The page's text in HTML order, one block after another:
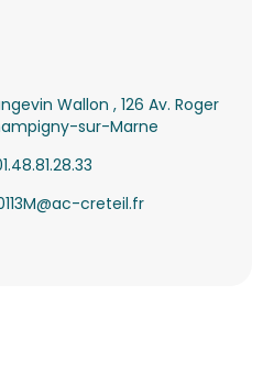
Wallon , 126 Av. Roger
sur-Marne
creteil.fr